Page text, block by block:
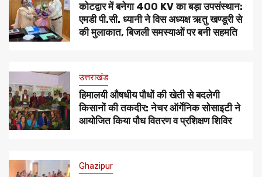
कोटद्वार में बनेगा 400 KV का बड़ा उपसंस्थान:
एमडी पी.सी. ध्यानी ने विस अध्यक्ष ऋतु खण्डूरी से
की मुलाकात, बिजली समस्याओं पर बनी सहमति
उत्तराखंड
हिमालयी औषधीय पौधों की खेती से बदलेगी
किसानों की तकदीर: नेचर ऑर्गेनिक सोसाइटी ने
आयोजित किया पौध वितरण व प्रशिक्षण शिविर
Ghazipur